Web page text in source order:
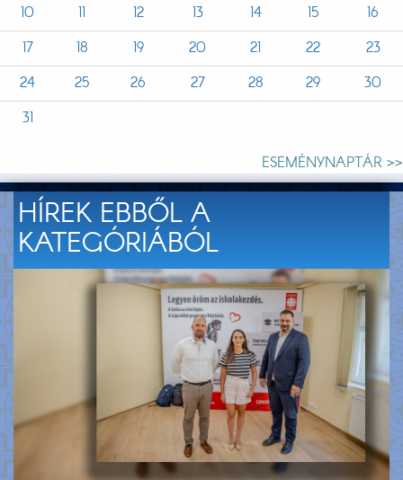
10
11 12 13 14 15
16
17
18 19 20 21 22
23
24
25 26 27 28 29
30
31
ESEMÉNYNAPTÁR >>
HÍREK EBBŐL A
KATEGÓRIÁBÓL